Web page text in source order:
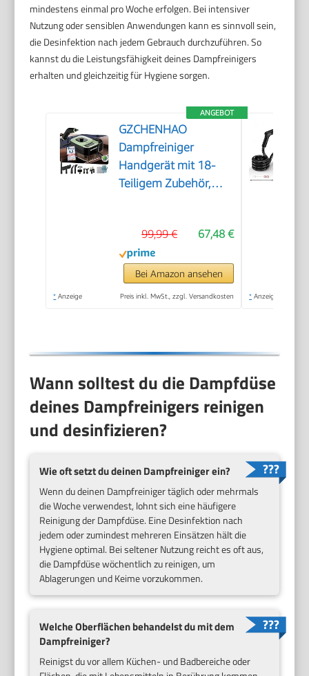
mindestens einmal pro Woche erfolgen. Bei intensiver
Nutzung oder sensiblen Anwendungen kann es sinnvoll sein,
die Desinfektion nach jedem Gebrauch durchzuführen. So
kannst du die Leistungsfähigkeit deines Dampfreinigers
erhalten und gleichzeitig für Hygiene sorgen.
ANGEBOT
GZCHENHAO
Dampfreiniger
Handgerät mit 18-
Teiligem Zubehör,
Druck – 99,99%
Reinigung & 100%
Natürlich,Steam
Cleaner für Boden,
67,48 €
99,99 €
Bei Amazon ansehen
* Anzeige Preis inkl. MwSt., zzgl. Versandkosten * Anzeige
Wann solltest du die Dampfdüse
deines Dampfreinigers reinigen
und desinfizieren?
Wie oft setzt du deinen Dampfreiniger ein?
Wenn du deinen Dampfreiniger täglich oder mehrmals
die Woche verwendest, lohnt sich eine häufigere
Reinigung der Dampfdüse. Eine Desinfektion nach
jedem oder zumindest mehreren Einsätzen hält die
Hygiene optimal. Bei seltener Nutzung reicht es oft aus,
die Dampfdüse wöchentlich zu reinigen, um
Ablagerungen und Keime vorzukommen.
Welche Oberflächen behandelst du mit dem
Dampfreiniger?
Reinigst du vor allem Küchen- und Badbereiche oder